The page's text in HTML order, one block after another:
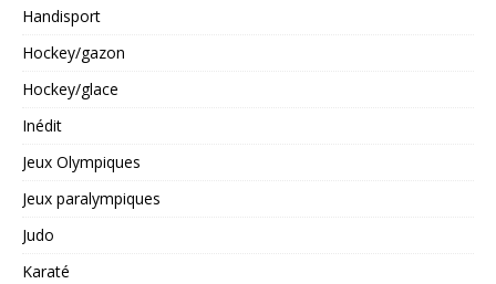
Handisport
Hockey/gazon
Hockey/glace
Inédit
Jeux Olympiques
Jeux paralympiques
Judo
Karaté